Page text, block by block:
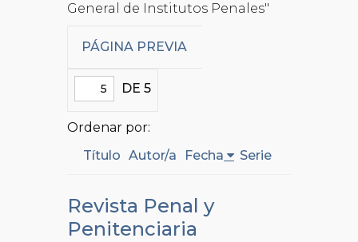
General de Institutos Penales"
PÁGINA PREVIA
DE 5
Ordenar por:
Título Autor/a Fecha Serie
Revista Penal y
Penitenciaria